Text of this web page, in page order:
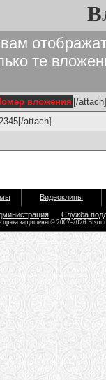
те
вложения [/attach]
attach]
Видеоклипы
Служба
права защищены © 2007-2026